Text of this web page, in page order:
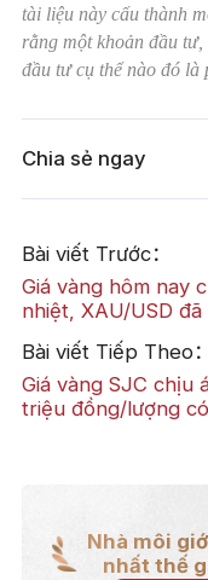
tài liệu này cấu thành
rằng một khoản đầu
đầu tư cụ thể nào đó là
Chia sẻ ngay
Bài viết Trước：
Giá vàng hôm nay
nhiệt, XAU/USD
Bài viết Tiếp Theo：
Giá vàng SJC chịu
triệu đồng/lượng
Nhà môi
nhất thế